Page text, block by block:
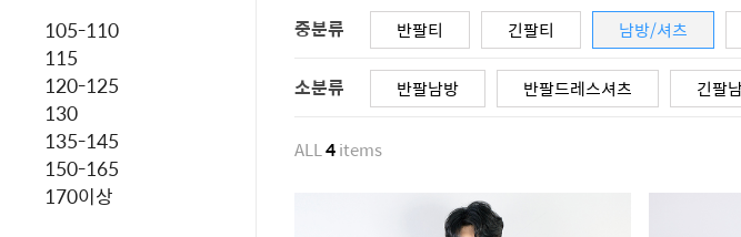
105-110
115
120-125
130
135-145
150-165
170이상
중분류 반팔티 긴팔티 남방/셔츠
소분류 반팔남방 반팔드레스셔츠 긴팔
ALL4items